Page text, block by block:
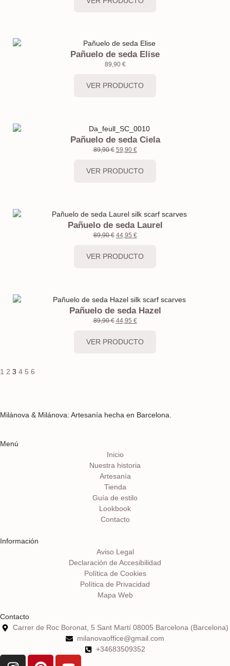
Pañuelo de seda Elise
89,90 €
VER PRODUCTO
Pañuelo de seda Ciela
89,90€ 59,90 €
VER PRODUCTO
Pañuelo de seda Laurel
89,90€ 44,95 €
VER PRODUCTO
Pañuelo de seda Hazel
89,90€ 44,95 €
VER PRODUCTO
1 2 3 4 5 6
Milánova & Milánova: Artesanía hecha en Barcelona.
Menú
Inicio
Nuestra historia
Artesanía
Tienda
Guía de estilo
Lookbook
Contacto
Información
Aviso Legal
Declaración de Accesibilidad
Política de Cookies
Política de Privacidad
Mapa Web
Contacto
Carrer de Roc Boronat, 5 Sant Martí 08005 Barcelona (Barcelona)
milanovaoffice@gmail.com
+34683509352